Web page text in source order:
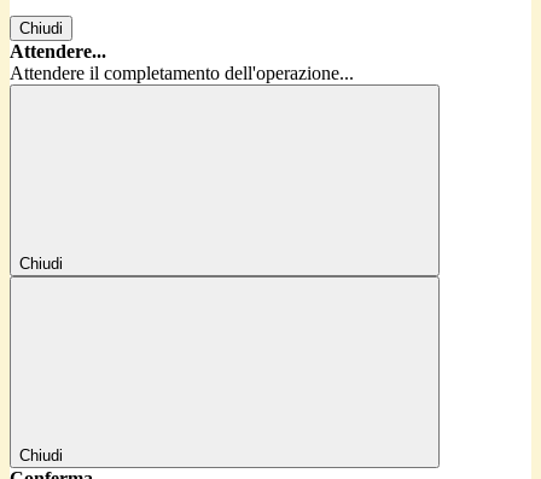
Chiudi
Attendere...
Attendere il completamento dell'operazione...
Chiudi
Chiudi